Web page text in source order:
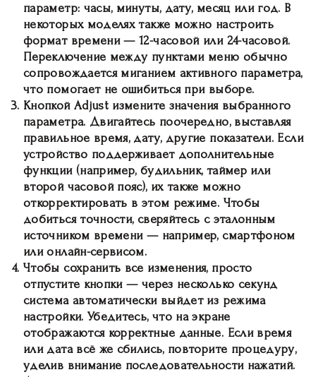
параметр: часы, минуты, дату, месяц или год. В
некоторых моделях также можно настроить
формат времени — 12-часовой или 24-часовой.
Переключение между пунктами меню обычно
сопровождается миганием активного параметра,
что помогает не ошибиться при выборе.
Кнопкой Adjust измените значения выбранного
параметра. Двигайтесь поочередно, выставляя
правильное время, дату, другие показатели. Если
устройство поддерживает дополнительные
функции (например, будильник, таймер или
второй часовой пояс), их также можно
откорректировать в этом режиме. Чтобы
добиться точности, сверяйтесь с эталонным
источником времени — например, смартфоном
или онлайн-сервисом.
Чтобы сохранить все изменения, просто
отпустите кнопки — через несколько секунд
система автоматически выйдет из режима
настройки. Убедитесь, что на экране
отображаются корректные данные. Если время
или дата всё же сбились, повторите процедуру,
уделив внимание последовательности нажатий.